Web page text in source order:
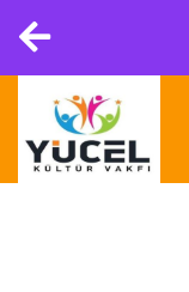
main
content
navigation